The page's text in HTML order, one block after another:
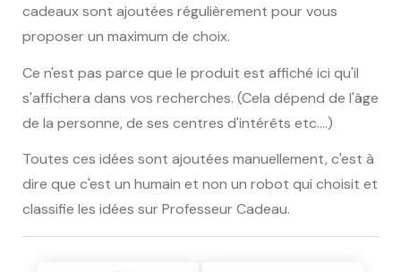
cadeaux sont ajoutées régulièrement pour vous
proposer un maximum de choix.
Ce n'est pas parce que le produit est affiché ici qu'il
s'affichera dans vos recherches. (Cela dépend de l'âge
de la personne, de ses centres d'intérêts etc.…)
Toutes ces idées sont ajoutées manuellement, c'est à
dire que c'est un humain et non un robot qui choisit et
classifie les idées sur Professeur Cadeau.